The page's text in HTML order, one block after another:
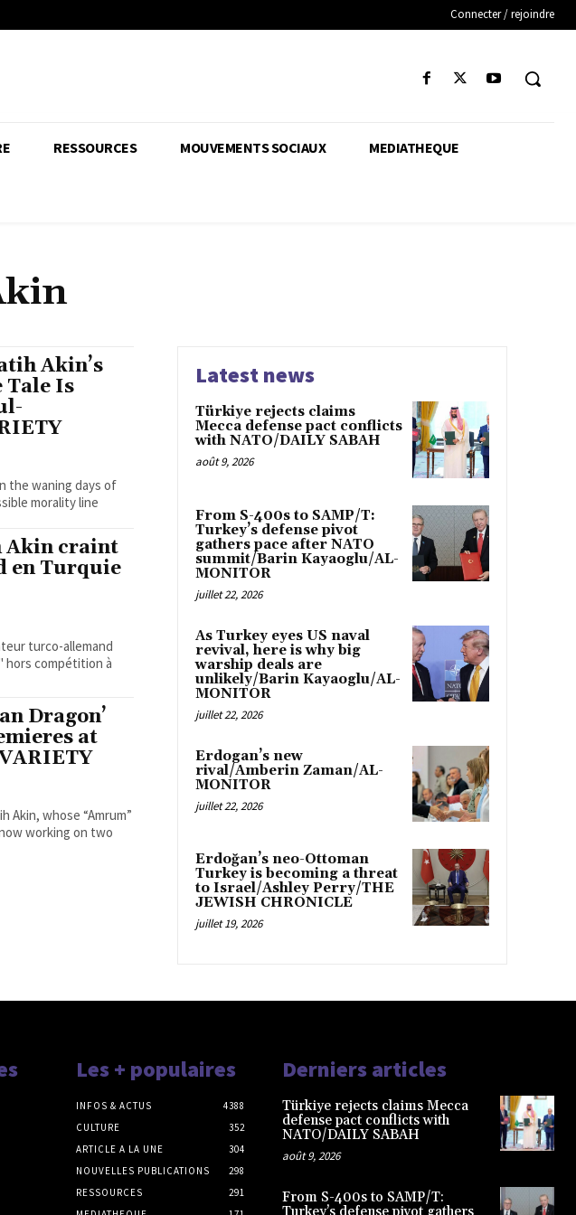
Connecter / rejoindre
RESSOURCES MOUVEMENTS SOCIAUX MEDIATHEQUE
Akin’s
Tale Is
the waning days of
morality line
Akin craint
en Turquie
hors compétition à
Dragon’
at
working on two
Latest news
Türkiye rejects claims
Mecca defense pact conflicts
with NATO/DAILY SABAH
août 9, 2026
From S-400s to SAMP/T:
Turkey’s defense pivot
gathers pace after NATO
summit/Barin Kayaoglu/AL-
MONITOR
juillet 22, 2026
As Turkey eyes US naval
revival, here is why big
warship deals are
unlikely/Barin Kayaoglu/AL-
MONITOR
juillet 22, 2026
Erdogan’s new
rival/Amberin Zaman/AL-
MONITOR
juillet 22, 2026
Erdoğan’s neo-Ottoman
Turkey is becoming a threat
to Israel/Ashley Perry/THE
JEWISH CHRONICLE
juillet 19, 2026
Les + populaires
INFOS & ACTUS
4388
CULTURE
352
ARTICLE A LA UNE
304
NOUVELLES PUBLICATIONS
298
RESSOURCES
291
Derniers articles
Türkiye rejects claims Mecca
defense pact conflicts with
NATO/DAILY SABAH
août 9, 2026
From S-400s to SAMP/T: